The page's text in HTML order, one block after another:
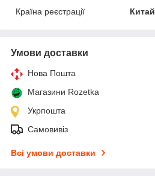
Країна реєстрації
Китай
Умови доставки
Нова Пошта
Магазини Rozetka
Укрпошта
Самовивіз
Всі умови доставки